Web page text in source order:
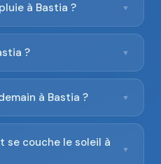
à Bastia ? ▼
? ▼
à Bastia ? ▼
se couche le soleil à
▼